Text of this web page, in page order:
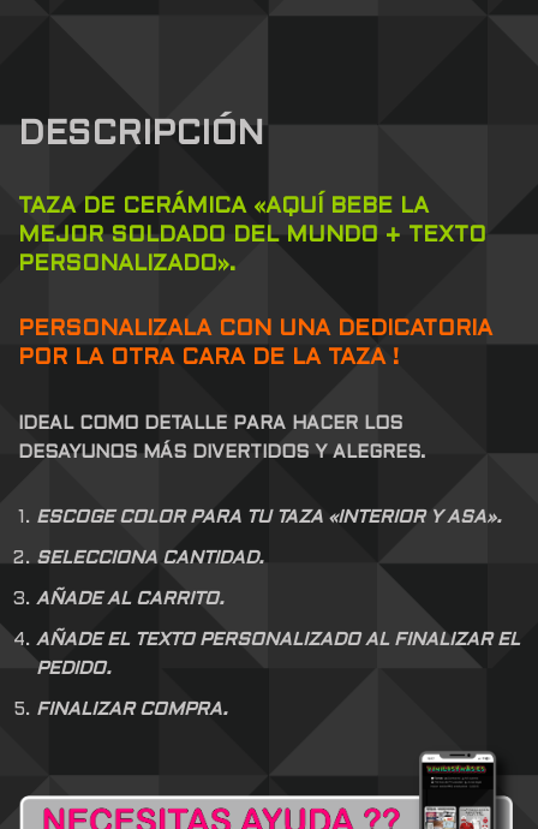
DESCRIPCIÓN
TAZA DE CERÁMICA «AQUÍ BEBE LA
MEJOR SOLDADO DEL MUNDO + TEXTO
PERSONALIZADO».
PERSONALIZALA CON UNA DEDICATORIA
POR LA OTRA CARA DE LA TAZA !
IDEAL COMO DETALLE PARA HACER LOS
DESAYUNOS MÁS DIVERTIDOS Y ALEGRES.
ESCOGE COLOR PARA TU TAZA «INTERIOR Y ASA».
SELECCIONA CANTIDAD.
AÑADE AL CARRITO.
AÑADE EL TEXTO PERSONALIZADO AL FINALIZAR EL
PEDIDO.
FINALIZAR COMPRA.